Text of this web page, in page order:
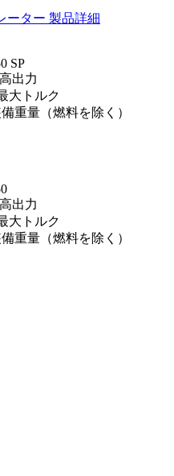
ーター 製品詳細
SP
出力
大トルク
重量（燃料を除く）
出力
大トルク
重量（燃料を除く）